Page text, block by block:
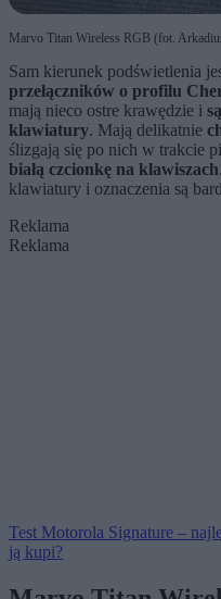
Marvo Titan Wireless RGB (fot.
Sam kierunek podświetlenia
przełączników o profilu
mają nieco ostre krawędzie i
klawiatury. Mają delikatnie
ślizgają się po nich w trakcie
białą czcionkę na klawiszach
klawiatury i oznaczenia są
Reklama
Reklama
Test Motorola Signature –
ją kupi?